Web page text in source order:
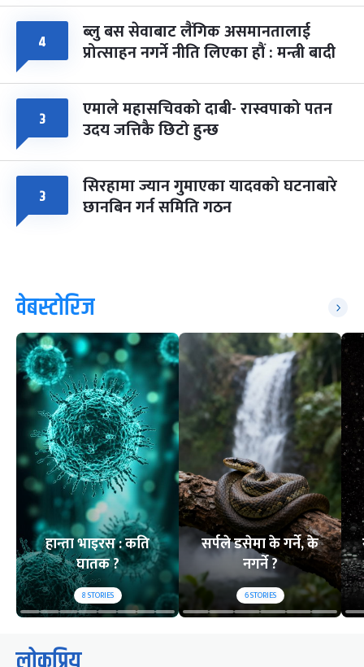
४ ब्लु बस सेवाबाट लैंगिक असमानतालाई
प्रोत्साहन नगर्ने नीति लिएका हौं : मन्त्री बादी
३ एमाले महासचिवको दाबी- रास्वपाको पतन
उदय जत्तिकै छिटो हुन्छ
३ सिरहामा ज्यान गुमाएका यादवको घटनाबारे
छानबिन गर्न समिति गठन
वेबस्टोरिज
हान्ता भाइरस : कति
घातक ?
8STORIES
सर्पले डसेमा के गर्ने, के
नगर्ने ?
6STORIES